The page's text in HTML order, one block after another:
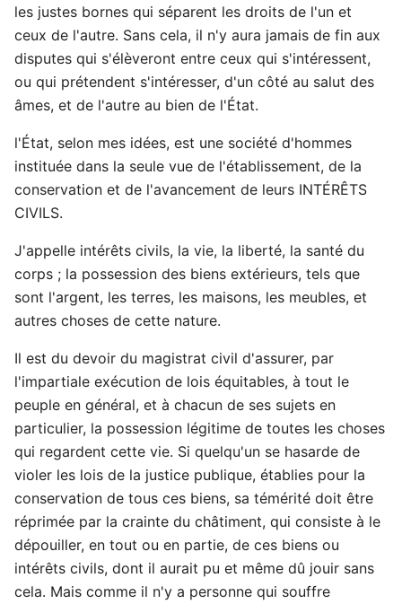
les justes bornes qui séparent les droits de l'un et
ceux de l'autre. Sans cela, il n'y aura jamais de fin aux
disputes qui s'élèveront entre ceux qui s'intéressent,
ou qui prétendent s'intéresser, d'un côté au salut des
âmes, et de l'autre au bien de l'État.
l'État, selon mes idées, est une société d'hommes
instituée dans la seule vue de l'établissement, de la
conservation et de l'avancement de leurs INTÉRÊTS
CIVILS.
J'appelle intérêts civils, la vie, la liberté, la santé du
corps ; la possession des biens extérieurs, tels que
sont l'argent, les terres, les maisons, les meubles, et
autres choses de cette nature.
Il est du devoir du magistrat civil d'assurer, par
l'impartiale exécution de lois équitables, à tout le
peuple en général, et à chacun de ses sujets en
particulier, la possession légitime de toutes les choses
qui regardent cette vie. Si quelqu'un se hasarde de
violer les lois de la justice publique, établies pour la
conservation de tous ces biens, sa témérité doit être
réprimée par la crainte du châtiment, qui consiste à le
dépouiller, en tout ou en partie, de ces biens ou
intérêts civils, dont il aurait pu et même dû jouir sans
cela. Mais comme il n'y a personne qui souffre